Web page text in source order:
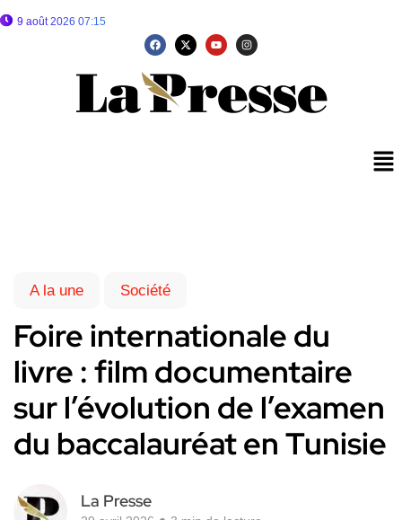
9 août 2026 07:15
A la une Société
Foire internationale du
livre : film documentaire
sur l’évolution de l’examen
du baccalauréat en Tunisie
La Presse